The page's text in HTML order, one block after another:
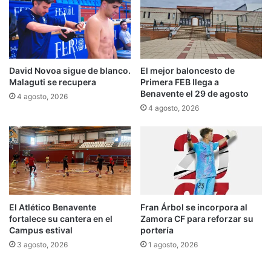
David Novoa sigue de blanco.
Malaguti se recupera
4 agosto, 2026
El mejor baloncesto de
Primera FEB llega a
Benavente el 29 de agosto
4 agosto, 2026
El Atlético Benavente
fortalece su cantera en el
Campus estival
3 agosto, 2026
Fran Árbol se incorpora al
Zamora CF para reforzar su
portería
1 agosto, 2026